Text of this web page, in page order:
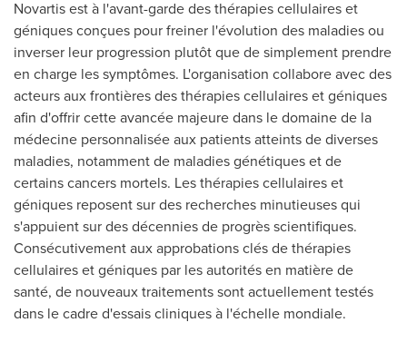
Novartis est à l'avant-garde des thérapies cellulaires et
géniques conçues pour freiner l'évolution des maladies ou
inverser leur progression plutôt que de simplement prendre
en charge les symptômes. L'organisation collabore avec des
acteurs aux frontières des thérapies cellulaires et géniques
afin d'offrir cette avancée majeure dans le domaine de la
médecine personnalisée aux patients atteints de diverses
maladies, notamment de maladies génétiques et de
certains cancers mortels. Les thérapies cellulaires et
géniques reposent sur des recherches minutieuses qui
s'appuient sur des décennies de progrès scientifiques.
Consécutivement aux approbations clés de thérapies
cellulaires et géniques par les autorités en matière de
santé, de nouveaux traitements sont actuellement testés
dans le cadre d'essais cliniques à l'échelle mondiale.